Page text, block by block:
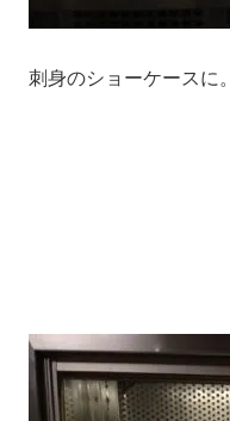
刺身のショーケースに。